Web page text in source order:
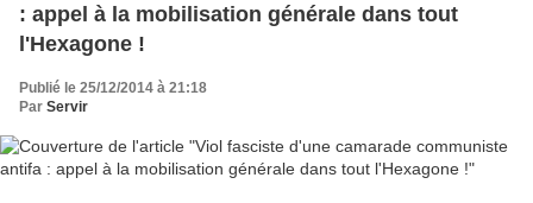
: appel à la mobilisation générale dans tout
l'Hexagone !
Publié le 25/12/2014 à 21:18
Par Servir